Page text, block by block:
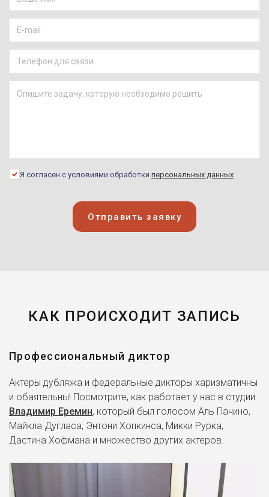
Я согласен с условиями обработки персональных данных
Отправить заявку
КАК ПРОИСХОДИТ ЗАПИСЬ
Профессиональный диктор
Актеры дубляжа и федеральные дикторы харизматичны
и обаятельны! Посмотрите, как работает у нас в студии
Владимир Еремин, который был голосом Аль Пачино,
Майкла Дугласа, Энтони Хопкинса, Микки Рурка,
Дастина Хофмана и множество других актеров.